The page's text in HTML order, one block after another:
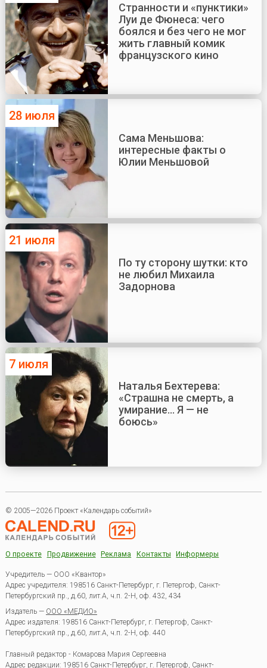
Странности и «пунктики»
Луи де Фюнеса: чего
боялся и без чего не мог
жить главный комик
французского кино
28 июля
Сама Меньшова:
интересные факты о
Юлии Меньшовой
21 июля
По ту сторону шутки: кто
не любил Михаила
Задорнова
7 июля
Наталья Бехтерева:
«Страшна не смерть, а
умирание... Я — не
боюсь»
© 2005—2026 Проект «Календарь событий»
О проекте Продвижение Реклама Контакты Информеры
Учредитель — ООО «Квантор»
Адрес учредителя: 198516 Санкт-Петербург, г. Петергоф, Санкт-
Петербургский пр., д.60, лит.А, ч.п. 2-Н, оф. 432, 434
Издатель — ООО «МЕДИО»
Адрес издателя: 198516 Санкт-Петербург, г. Петергоф, Санкт-
Петербургский пр., д.60, лит.А, ч.п. 2-Н, оф. 440
Главный редактор - Комарова Мария Сергеевна
Адрес редакции: 198516 Санкт-Петербург, г. Петергоф Санкт-